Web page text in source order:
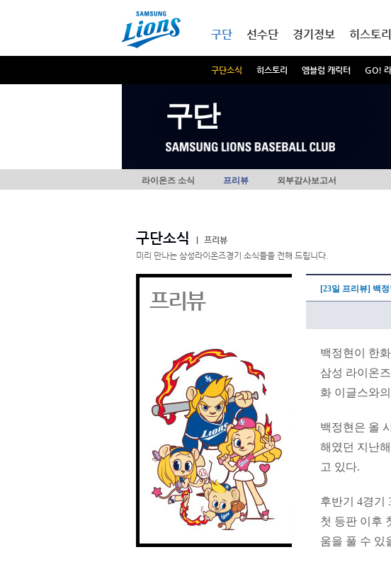
구단
구단소식 히스토리 엠블럼 캐릭터 GO!
선수단 경기정보 히스토리
구단
라이온즈 소식 프리뷰 외부감사보고서
구단소식
프리뷰
미리 만나는 삼성라이온즈경기 소식들을 전해 드립니다.
프리뷰 [23일 프리뷰] 백
백정현이 한
삼성 라이온
화 이글스와
백정현은 올
해였던 지난
고 있다.
후반기 4경기
첫 등판 이후
움을 풀 수 있